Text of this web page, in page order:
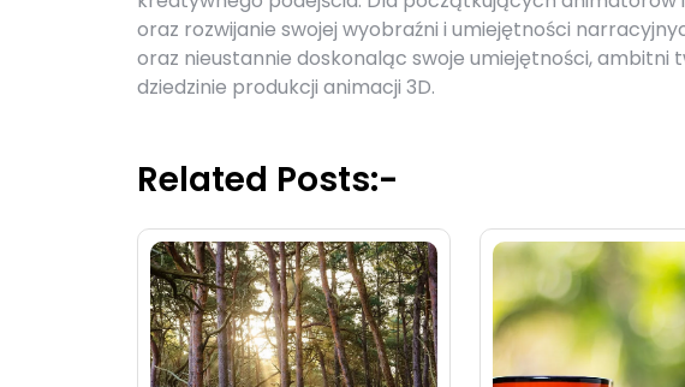
oraz rozwijanie swojej wyobraźni i umiejętności
oraz nieustannie doskonaląc swoje umiejętności,
dziedzinie produkcji animacji 3D.
Related Posts:-